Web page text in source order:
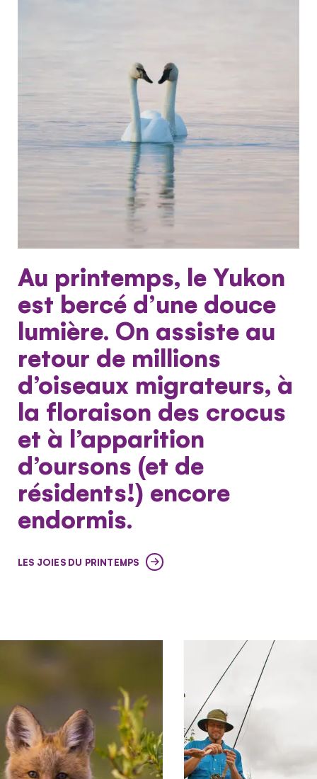
Au printemps, le Yukon
est bercé d’une douce
lumière. On assiste au
retour de millions
d’oiseaux migrateurs, à
la floraison des crocus
et à l’apparition
d’oursons (et de
résidents!) encore
endormis.
LES JOIES DU PRINTEMPS